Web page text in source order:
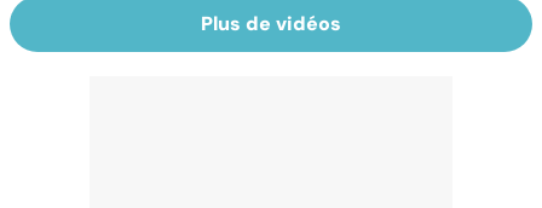
Plus de vidéos